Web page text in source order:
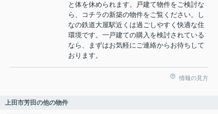
と体を休められます。戸建て物件をご検討な
ら、コチラの新築の物件をご覧ください。し
なの鉄道大屋駅近くは過ごしやすく快適な住
環境です。一戸建ての購入を検討されている
なら、まずはお気軽にご連絡からお待ちして
おります。
情報の見方
上田市芳田の他の物件